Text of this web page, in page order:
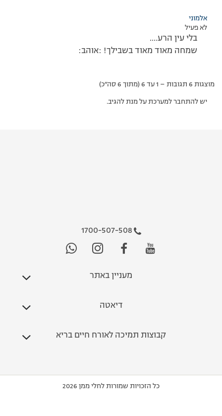
אלמוני
לא פעיל
בלי עין הרע….
שמחה מאוד מאוד בשבילך! :אוהב:
מוצגות 6 תגובות – 1 עד 6 (מתוך 6 סה״כ)
יש להתחבר למערכת על מנת להגיב.
1700-507-508
מעניין באתר
דיאטה
קבוצות תמיכה לאורח חיים בריא
כל הזכויות שמורות לחלי ממן 2026